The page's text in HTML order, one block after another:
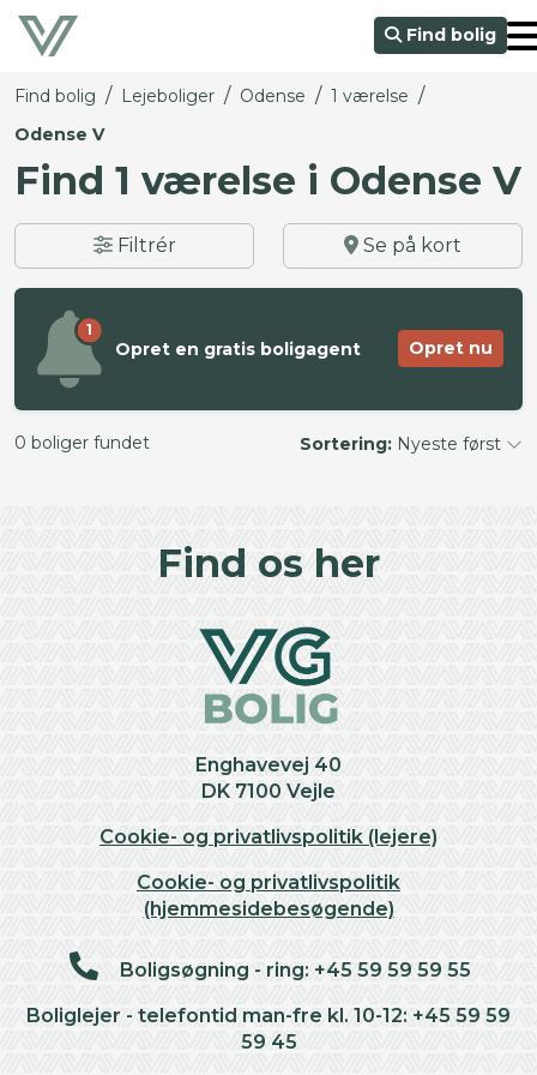
Find bolig
Find bolig / Lejeboliger / Odense / 1 værelse /
Odense V
Find 1 værelse i Odense V
Filtrér Se på kort
1
Opret en gratis boligagent Opret nu
0 boliger fundet Sortering: Nyeste først
Find os her
Enghavevej 40
DK 7100 Vejle
Cookie- og privatlivspolitik (lejere)
Cookie- og privatlivspolitik
(hjemmesidebesøgende)
Boligsøgning - ring: +45 59 59 59 55
Boliglejer - telefontid man-fre kl. 10-12: +45 59 59
59 45